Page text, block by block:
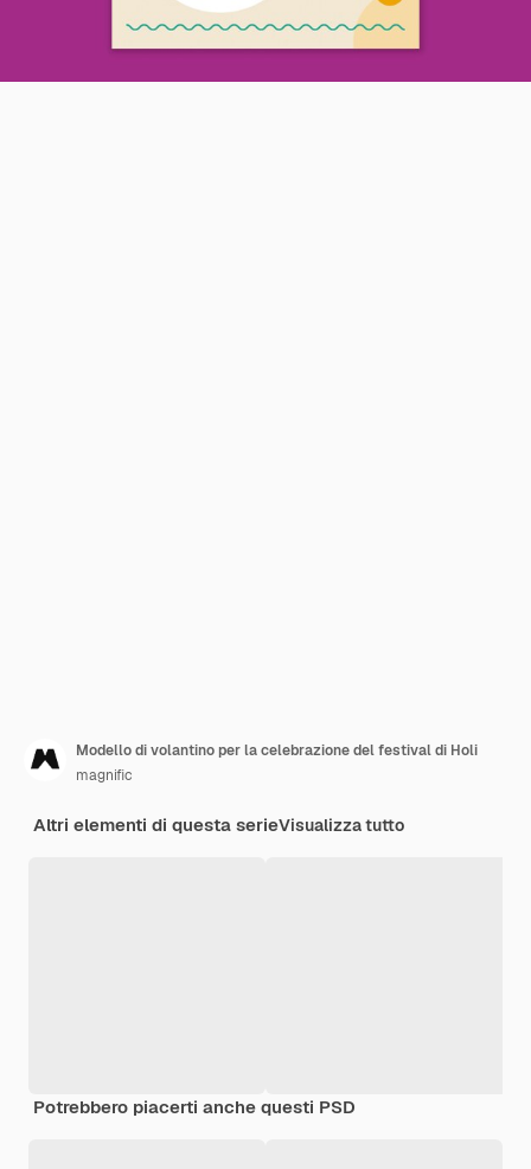
Modello di volantino per la celebrazione del festival di Holi
magnific
Altri elementi di questa serieVisualizza tutto
Potrebbero piacerti anche questi PSD